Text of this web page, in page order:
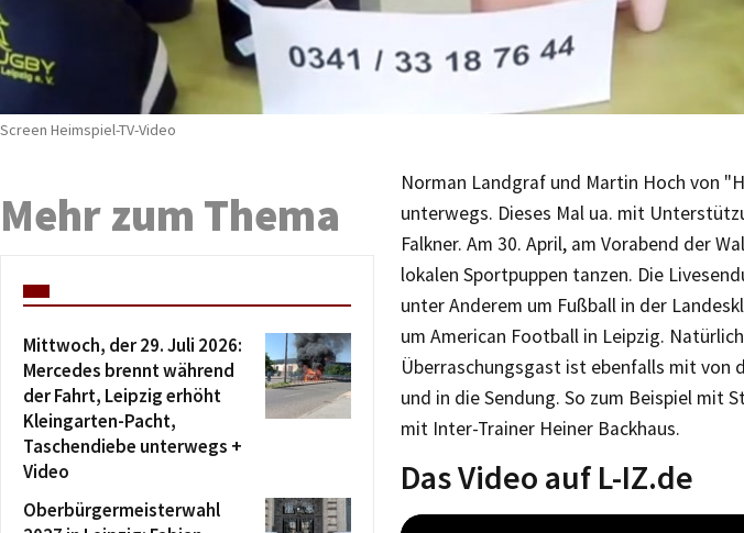
Screen Heimspiel-TV-Video
Norman Landgraf und Martin Hoch von
unterwegs. Dieses Mal ua. mit
Falkner. Am 30. April, am Vorabend der
lokalen Sportpuppen tanzen. Die
unter Anderem um Fußball in der
um American Football in Leipzig.
Überraschungsgast ist ebenfalls mit von
und in die Sendung. So zum Beispiel mit
mit Inter-Trainer Heiner Backhaus.
Das Video auf L-IZ.de
Mehr zum Thema
Mittwoch, der 29. Juli 2026:
Mercedes brennt während
der Fahrt, Leipzig erhöht
Kleingarten-Pacht,
Taschendiebe unterwegs +
Video
Oberbürgermeisterwahl